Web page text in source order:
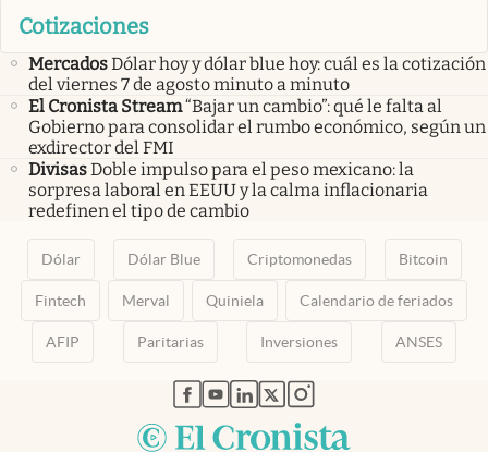
Cotizaciones
MercadosDólar hoy y dólar blue hoy: cuál es la cotización
del viernes 7 de agosto minuto a minuto
El Cronista Stream“Bajar un cambio”: qué le falta al
Gobierno para consolidar el rumbo económico, según un
exdirector del FMI
DivisasDoble impulso para el peso mexicano: la
sorpresa laboral en EEUU y la calma inflacionaria
redefinen el tipo de cambio
Dólar Dólar Blue Criptomonedas Bitcoin
Fintech Merval Quiniela Calendario de feriados
AFIP Paritarias Inversiones ANSES
abre en nueva pestaña
abre en nueva pestaña
abre en nueva pestaña
abre en nueva pestaña
abre en nueva pestaña